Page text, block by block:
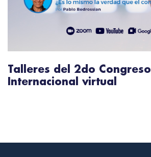
Talleres del 2do Congreso
Internacional virtual